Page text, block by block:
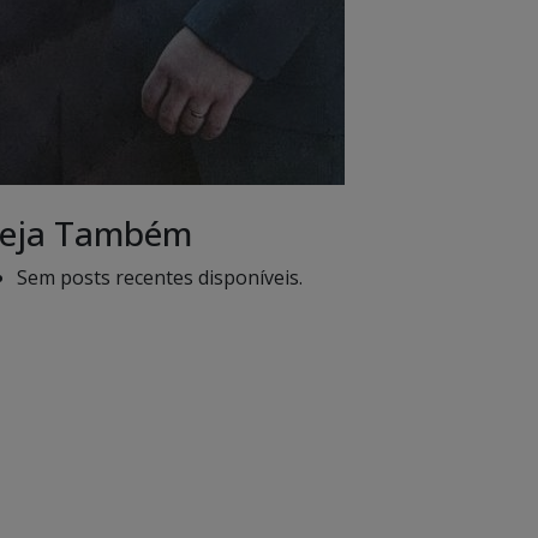
Também
Sem posts recentes disponíveis.